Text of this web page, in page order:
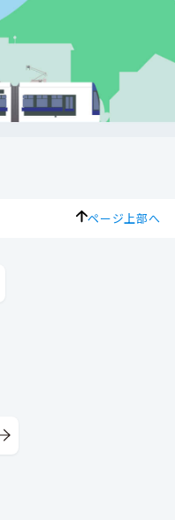
ページ上部へ